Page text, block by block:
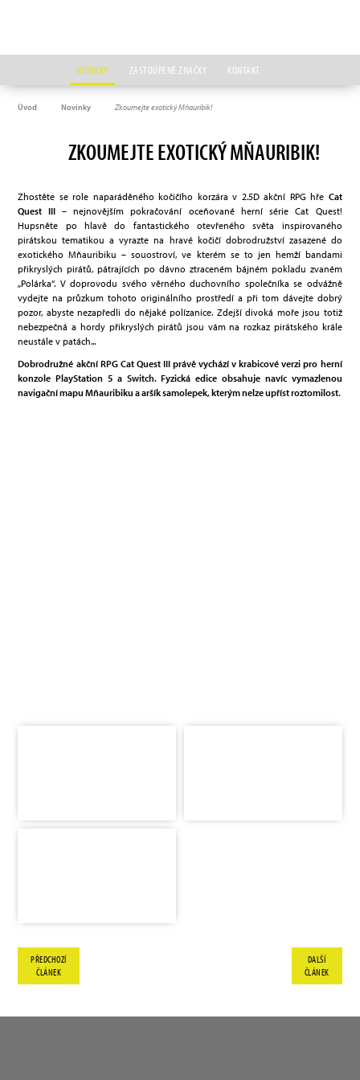
NOVINKY ZASTOUPENÉ ZNAČKY KONTAKT
Úvod Novinky Zkoumejte exotický Mňauribik!
ZKOUMEJTE EXOTICKÝ MŇAURIBIK!
Zhostěte se role naparáděného kočičího korzára v 2.5D akční RPG hře Cat
Quest III– nejnovějším pokračování oceňované herní série Cat Quest!
Hupsněte po hlavě do fantastického otevřeného světa inspirovaného
pirátskou tematikou a vyrazte na hravé kočičí dobrodružství zasazené do
exotického Mňauribiku – souostroví, ve kterém se to jen hemží bandami
přikryslých pirátů, pátrajících po dávno ztraceném bájném pokladu zvaném
„Polárka“. V doprovodu svého věrného duchovního společníka se odvážně
vydejte na průzkum tohoto originálního prostředí a při tom dávejte dobrý
pozor, abyste nezapředli do nějaké polízanice. Zdejší divoká moře jsou totiž
nebezpečná a hordy přikryslých pirátů jsou vám na rozkaz pirátského krále
neustále v patách...
Dobrodružné akční RPG Cat Quest III právě vychází v krabicové verzi pro herní
konzole PlayStation 5 a Switch. Fyzická edice obsahuje navíc vymazlenou
navigační mapu Mňauribiku a aršík samolepek, kterým nelze upříst roztomilost.
DALŠÍ
ČLÁNEK
PŘEDCHOZÍ
ČLÁNEK